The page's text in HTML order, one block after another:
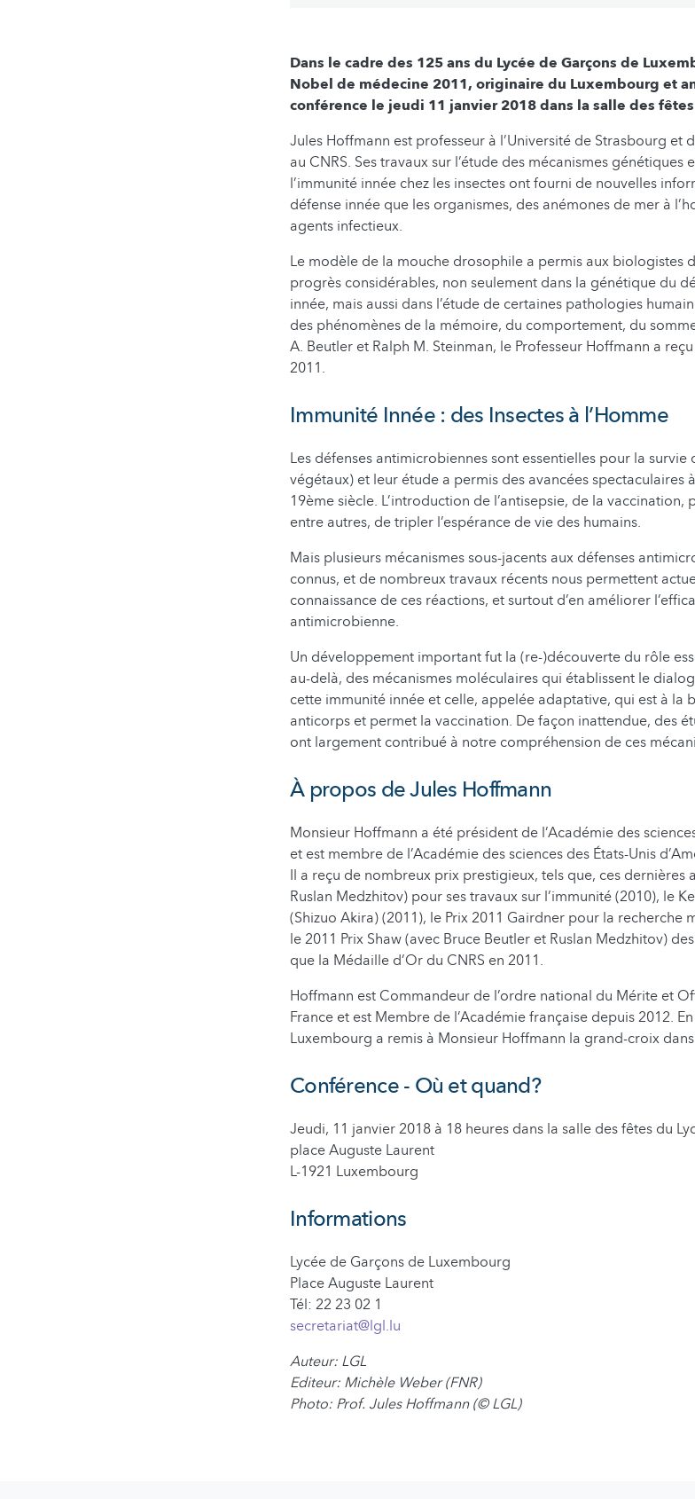
Dans le cadre des 125 ans du Lycée de Garçons de
Nobel de médecine 2011, originaire du Luxembourg et
conférence le jeudi 11 janvier 2018 dans la salle des
Jules Hoffmann est professeur à l’Université de Strasbourg et
au CNRS. Ses travaux sur l’étude des mécanismes
l’immunité innée chez les insectes ont fourni de nouvelles
défense innée que les organismes, des anémones de mer à
agents infectieux.
Le modèle de la mouche drosophile a permis aux biologistes
progrès considérables, non seulement dans la génétique du
innée, mais aussi dans l’étude de certaines pathologies
des phénomènes de la mémoire, du comportement, du
A. Beutler et Ralph M. Steinman, le Professeur Hoffmann a
2011.
Immunité Innée : des Insectes à l’Homme
Les défenses antimicrobiennes sont essentielles pour la survie
végétaux) et leur étude a permis des avancées
19ème siècle. L’introduction de l’antisepsie, de la
entre autres, de tripler l’espérance de vie des humains.
Mais plusieurs mécanismes sous-jacents aux défenses
connus, et de nombreux travaux récents nous permettent
connaissance de ces réactions, et surtout d’en améliorer
antimicrobienne.
Un développement important fut la (re-)découverte du rôle
au-delà, des mécanismes moléculaires qui établissent le
cette immunité innée et celle, appelée adaptative, qui est à la
anticorps et permet la vaccination. De façon inattendue, des
ont largement contribué à notre compréhension de ces
À propos de Jules Hoffmann
Monsieur Hoffmann a été président de l’Académie des
et est membre de l’Académie des sciences des États-Unis
Il a reçu de nombreux prix prestigieux, tels que, ces dernières
Ruslan Medzhitov) pour ses travaux sur l’immunité (2010), le
(Shizuo Akira) (2011), le Prix 2011 Gairdner pour la recherche
le 2011 Prix Shaw (avec Bruce Beutler et Ruslan Medzhitov)
que la Médaille d’Or du CNRS en 2011.
Hoffmann est Commandeur de l’ordre national du Mérite et
France et est Membre de l’Académie française depuis 2012.
Luxembourg a remis à Monsieur Hoffmann la grand-croix
Conférence - Où et quand?
Jeudi, 11 janvier 2018 à 18 heures dans la salle des fêtes du
place Auguste Laurent
L-1921 Luxembourg
Informations
Lycée de Garçons de Luxembourg
Place Auguste Laurent
Tél: 22 23 02 1
secretariat@lgl.lu
Auteur: LGL
Editeur: Michèle Weber (FNR)
Photo: Prof. Jules Hoffmann (©LGL)